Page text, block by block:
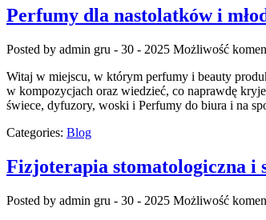
Perfumy dla nastolatków i
Posted by admin gru - 30 - 2025 Możliwość
Witaj w miejscu, w którym perfumy i beauty
w kompozycjach oraz wiedzieć, co naprawdę
świece, dyfuzory, woski i Perfumy do biura i na
Categories: Blog
Fizjoterapia stomatologiczna i
Posted by admin gru - 30 - 2025 Możliwość